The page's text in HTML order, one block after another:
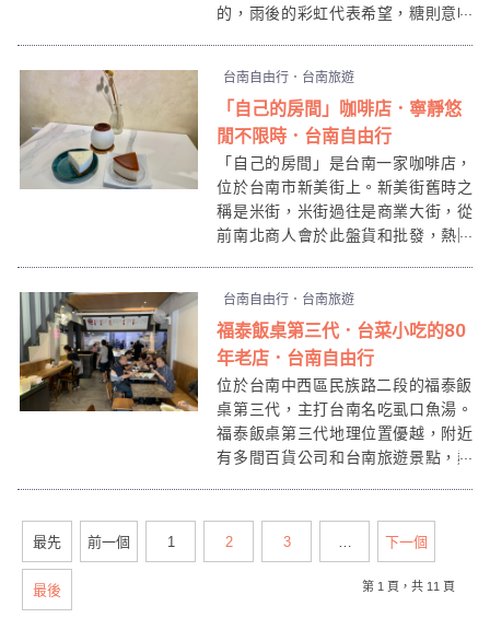
的，雨後的彩虹代表希望，糖則意味
在位於市區且方便停車的地點，從買
地到房屋建起再到空間動線、家具擺
設裝飾大多都是靠自己完成。
台南自由行．台南旅遊
「自己的房間」咖啡店．寧靜悠
閒不限時．台南自由行
「自己的房間」是台南一家咖啡店，
位於台南市新美街上。新美街舊時之
稱是米街，米街過往是商業大街，從
前南北商人會於此盤貨和批發，熱鬧
文會社」，營造一個屬於台南生活氣
氛的老街區，用不一樣的方式重振這
裡美好的風光。
台南自由行．台南旅遊
福泰飯桌第三代．台菜小吃的80
年老店．台南自由行
位於台南中西區民族路二段的福泰飯
桌第三代，主打台南名吃虱口魚湯。
福泰飯桌第三代地理位置優越，附近
有多間百貨公司和台南旅遊景點，鄰
崁樓古蹟商圈，右有孔廟文化園區。
最先 前一個 1 2 3 … 下一個
最後 第 1 頁，共 11 頁